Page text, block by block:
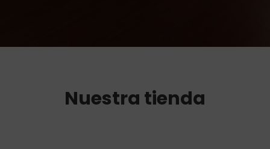
Nuestra tienda